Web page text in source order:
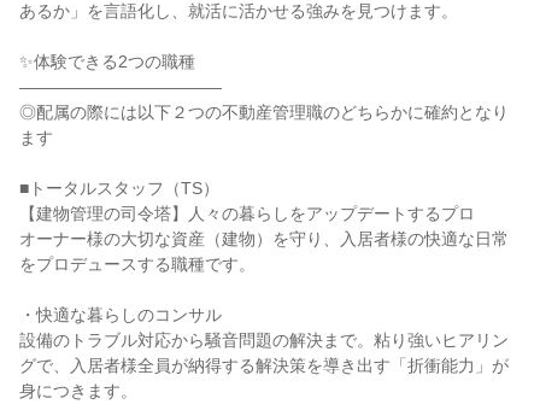
あるか」を言語化し、就活に活かせる強みを見つけます。
✨体験できる2つの職種
――――――――――――
◎配属の際には以下２つの不動産管理職のどちらかに確約となり
ます
■トータルスタッフ（TS）
【建物管理の司令塔】人々の暮らしをアップデートするプロ
オーナー様の大切な資産（建物）を守り、入居者様の快適な日常
をプロデュースする職種です。
・快適な暮らしのコンサル
設備のトラブル対応から騒音問題の解決まで。粘り強いヒアリン
グで、入居者様全員が納得する解決策を導き出す「折衝能力」が
身につきます。